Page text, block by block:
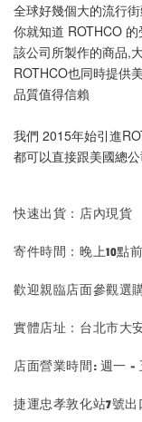
全球好幾個大的流行
你就知道 ROTHCO
該公司所製作的商品,
ROTHCO也同時提供
品質值得信賴
我們 2015年始引進
都可以直接跟美國總
快速出貨：店內現貨
寄件時間：晚上10點
歡迎親臨店面參觀選
實體店址：台北市大
店面營業時間: 週一 -
捷運忠孝敦化站7號出